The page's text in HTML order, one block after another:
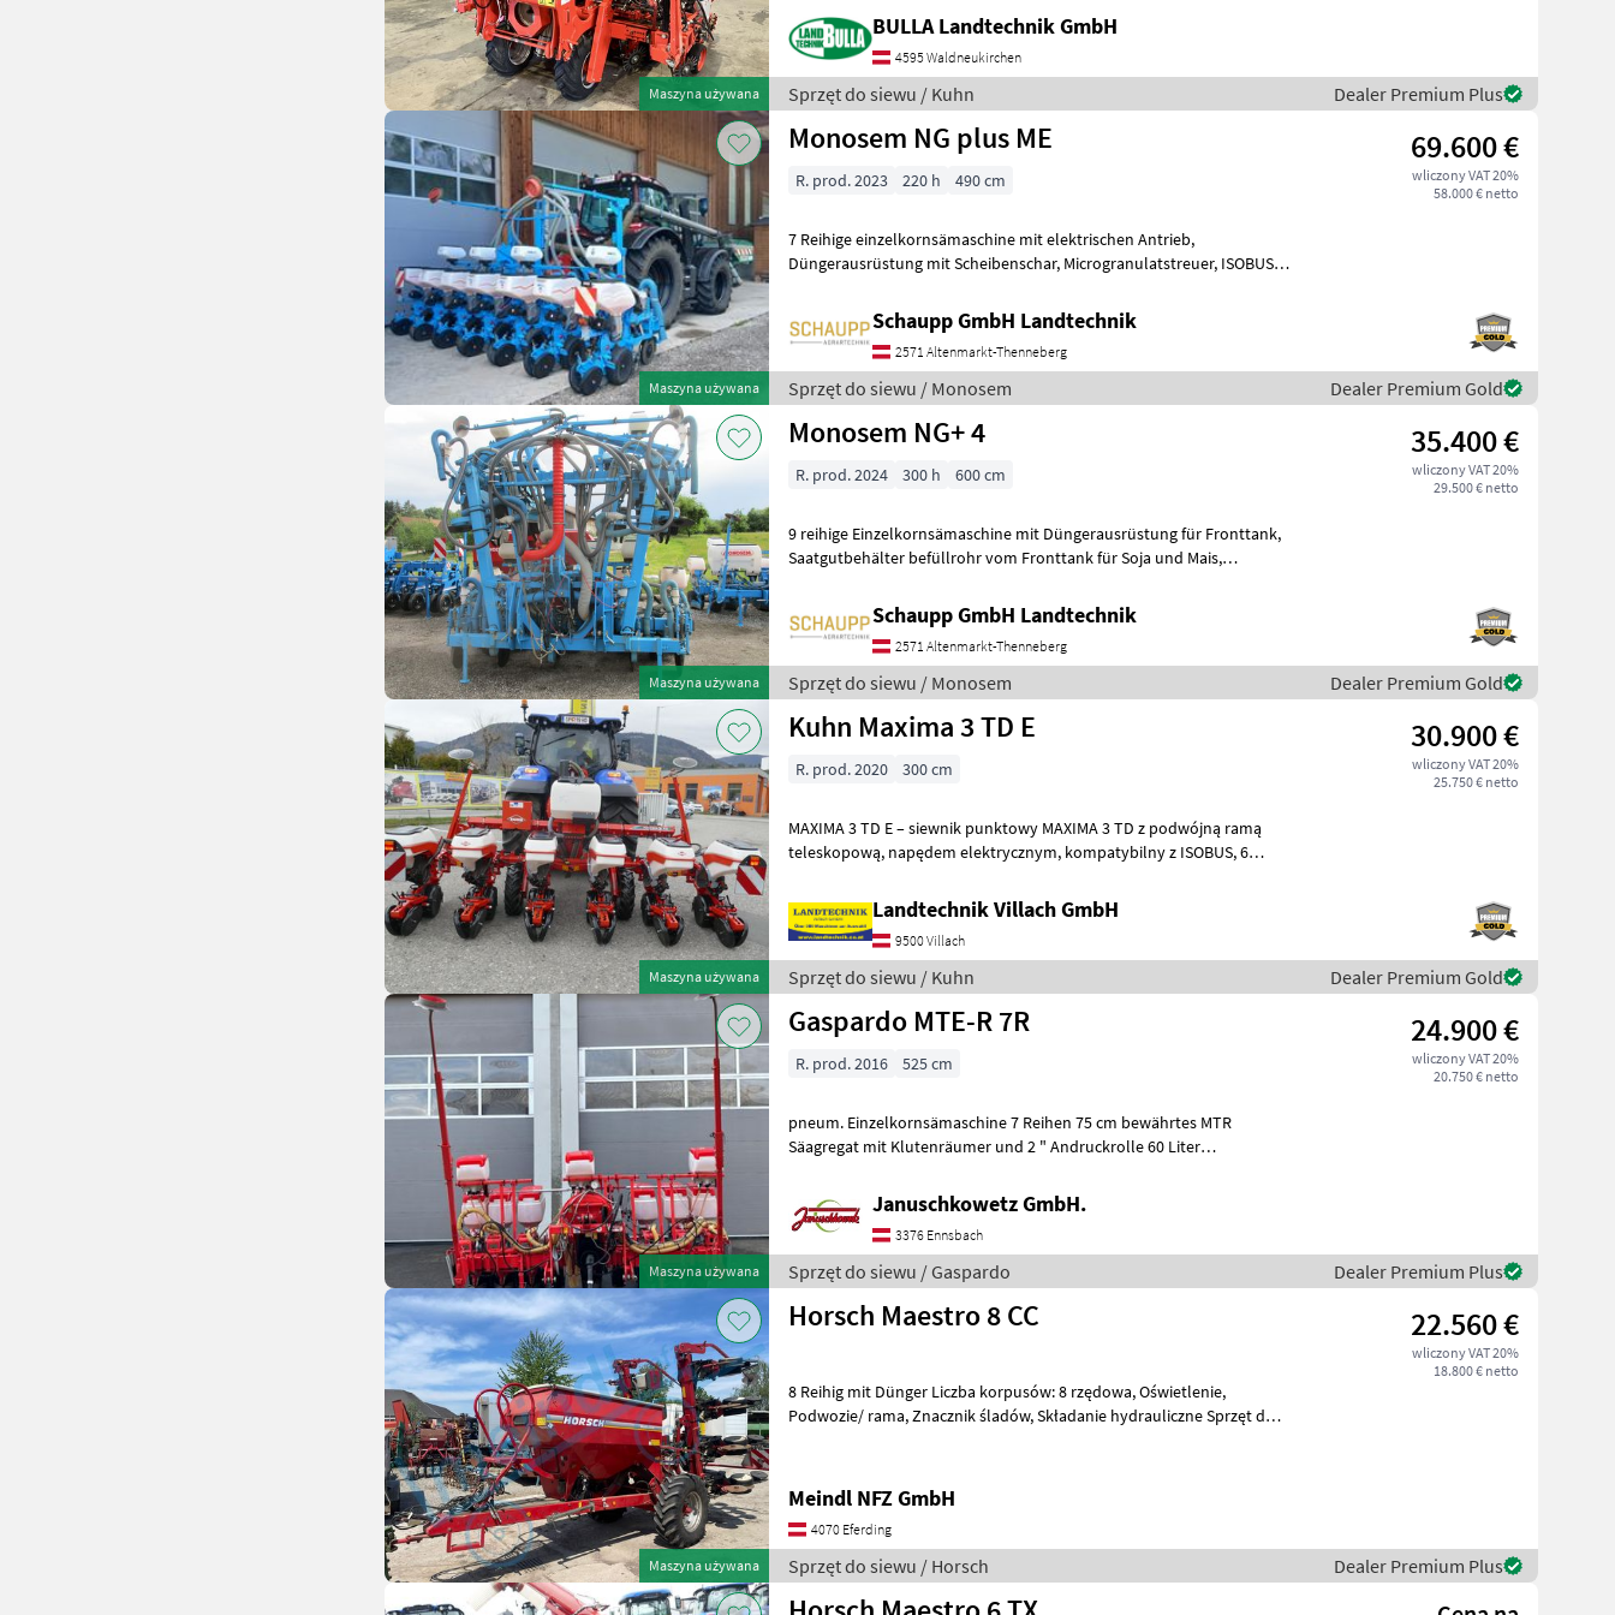
Maszyna używana
BULLA Landtechnik GmbH
4595 Waldneukirchen
Sprzęt do siewu / Kuhn Dealer Premium Plus
Maszyna używana
Monosem NG plus ME 69.600 €
wliczony VAT 20%
58.000 € netto
R. prod. 2023 220 h 490 cm
7 Reihige einzelkornsämaschine mit elektrischen Antrieb,
Düngerausrüstung mit Scheibenschar, Microgranulatstreuer, ISOBUS
Schaupp GmbH Landtechnik
2571 Altenmarkt-Thenneberg
Sprzęt do siewu / Monosem Dealer Premium Gold
Maszyna używana
Monosem NG+ 4 35.400 €
wliczony VAT 20%
29.500 € netto
R. prod. 2024 300 h 600 cm
9 reihige Einzelkornsämaschine mit Düngerausrüstung für Fronttank,
Saatgutbehälter befüllrohr vom Fronttank für Soja und Mais,
Schaupp GmbH Landtechnik
2571 Altenmarkt-Thenneberg
Sprzęt do siewu / Monosem Dealer Premium Gold
Maszyna używana
Kuhn Maxima 3 TD E 30.900 €
wliczony VAT 20%
25.750 € netto
R. prod. 2020 300 cm
MAXIMA 3 TD E – siewnik punktowy MAXIMA 3 TD z podwójną ramą
teleskopową, napędem elektrycznym, kompatybilny z ISOBUS, 6
Landtechnik Villach GmbH
9500 Villach
Sprzęt do siewu / Kuhn Dealer Premium Gold
Maszyna używana
Gaspardo MTE-R 7R 24.900 €
wliczony VAT 20%
20.750 € netto
R. prod. 2016 525 cm
pneum. Einzelkornsämaschine 7 Reihen 75 cm bewährtes MTR
Säagregat mit Klutenräumer und 2 " Andruckrolle 60 Liter
Januschkowetz GmbH.
3376 Ennsbach
Sprzęt do siewu / Gaspardo Dealer Premium Plus
Maszyna używana
Horsch Maestro 8 CC 22.560 €
wliczony VAT 20%
18.800 € netto
8 Reihig mit Dünger Liczba korpusów: 8 rzędowa, Oświetlenie,
Podwozie/ rama, Znacznik śladów, Składanie hydrauliczne Sprzęt do
Meindl NFZ GmbH
4070 Eferding
Sprzęt do siewu / Horsch Dealer Premium Plus